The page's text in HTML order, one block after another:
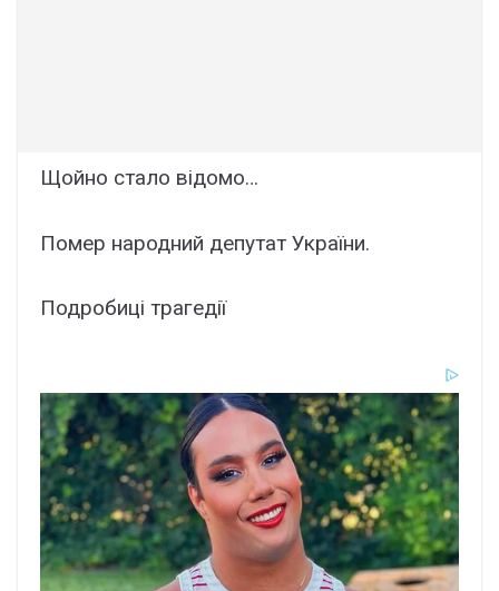
Щойно стало відомо…
Помер народний депутат України.
Подробиці трагедії